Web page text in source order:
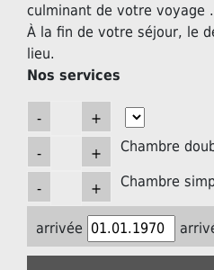
culminant de votre voyage .
À la fin de votre séjour, le
lieu.
Nos services
Chambre
Chambre
arrivée